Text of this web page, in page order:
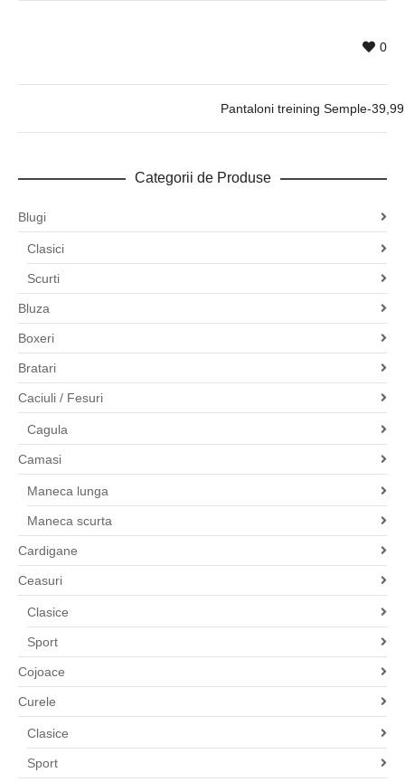
0
Pantaloni treining Semple-
Categorii de Produse
Blugi
Clasici
Scurti
Bluza
Boxeri
Bratari
Caciuli / Fesuri
Cagula
Camasi
Maneca lunga
Maneca scurta
Cardigane
Ceasuri
Clasice
Sport
Cojoace
Curele
Clasice
Sport